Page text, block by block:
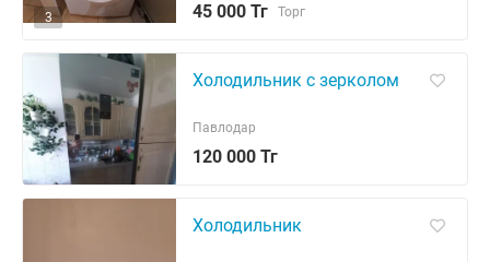
3 45 000 Тг Торг
Холодильник с зерколом
120 000 Тг
Павлодар
Холодильник